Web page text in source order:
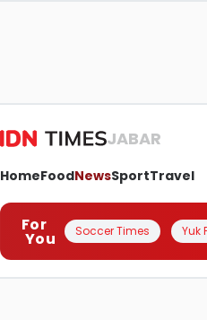
JABAR
HomeFoodNewsSportTravel
For
You Soccer Times Yuk